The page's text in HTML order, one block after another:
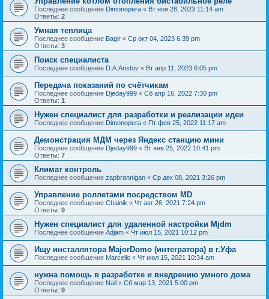
Последнее сообщение Dimonopera « Вт ноя 28, 2023 11:14 am
Ответы: 2
Умная теплица
Последнее сообщение Bagir « Ср окт 04, 2023 6:39 pm
Ответы: 3
Поиск специалиста
Последнее сообщение D.A.Aristov « Вт апр 11, 2023 6:05 pm
Передача показаний по счётчикам
Последнее сообщение Djeday999 « Сб апр 16, 2022 7:30 pm
Ответы: 1
Нужен специалист для разработки и реализации идеи
Последнее сообщение Dimonopera « Пт фев 25, 2022 11:17 am
Демонстрация МДМ через Яндекс станцию мини
Последнее сообщение Djeday999 « Вт янв 25, 2022 10:41 pm
Ответы: 7
Климат контроль
Последнее сообщение zapbrannigan « Ср дек 08, 2021 3:26 pm
Управление роллетами посредством MD
Последнее сообщение Chainik « Чт авг 26, 2021 7:24 pm
Ответы: 9
Нужен специалист для удаленной настройки Mjdm
Последнее сообщение Adjam « Чт июл 15, 2021 10:12 pm
Ищу инсталлятора MajorDomo (интегратора) в г.Уфа
Последнее сообщение Marcello « Чт июл 15, 2021 10:34 am
нужна помощь в разработке и внедрению умного дома
Последнее сообщение Nail « Сб мар 13, 2021 5:00 pm
Ответы: 9